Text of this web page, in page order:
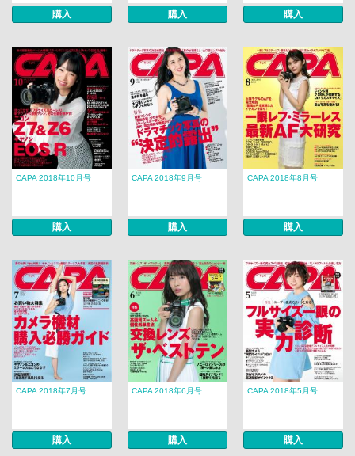
購入 購入 購入
CAPA 2018年10月号
購入
CAPA 2018年9月号
購入
CAPA 2018年8月号
購入
CAPA 2018年7月号
購入
CAPA 2018年6月号
購入
CAPA 2018年5月号
購入